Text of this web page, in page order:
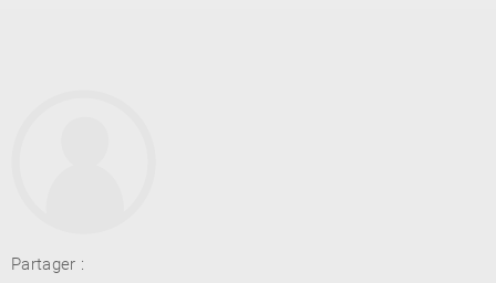
RETOUR
RETOUR
Partager :